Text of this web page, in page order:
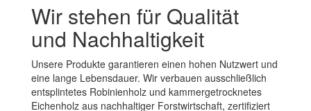
Wir stehen für Qualität
und Nachhaltigkeit
Unsere Produkte garantieren einen hohen Nutzwert und
eine lange Lebensdauer. Wir verbauen ausschließlich
entsplintetes Robinienholz und kammergetrocknetes
Eichenholz aus nachhaltiger Forstwirtschaft, zertifiziert